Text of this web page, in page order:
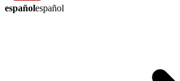
españolespañol